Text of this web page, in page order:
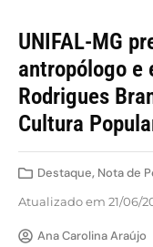
UNIFAL-MG
antropólogo e
Rodrigues
Cultura
Destaque, Nota de
Atualizado em 21/06/
Ana Carolina Araújo